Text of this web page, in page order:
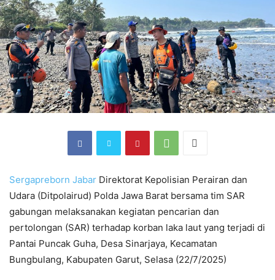
Sergapreborn Jabar Direktorat Kepolisian Perairan dan
Udara (Ditpolairud) Polda Jawa Barat bersama tim SAR
gabungan melaksanakan kegiatan pencarian dan
pertolongan (SAR) terhadap korban laka laut yang terjadi di
Pantai Puncak Guha, Desa Sinarjaya, Kecamatan
Bungbulang, Kabupaten Garut, Selasa (22/7/2025)